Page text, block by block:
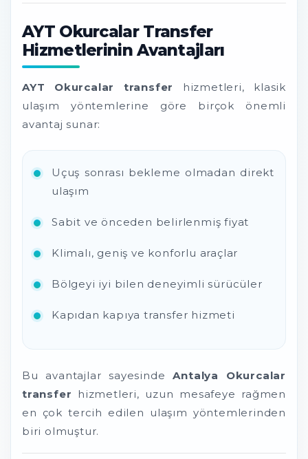
AYT Okurcalar Transfer
Hizmetlerinin Avantajları
AYT Okurcalar transfer
hizmetleri, klasik
ulaşım yöntemlerine göre birçok önemli
avantaj sunar:
Uçuş sonrası bekleme olmadan direkt
ulaşım
Sabit ve önceden belirlenmiş fiyat
Klimalı, geniş ve konforlu araçlar
Bölgeyi iyi bilen deneyimli sürücüler
Kapıdan kapıya transfer hizmeti
Bu avantajlar sayesindeAntalya Okurcalar
transfer hizmetleri, uzun mesafeye rağmen
en çok tercih edilen ulaşım yöntemlerinden
biri olmuştur.